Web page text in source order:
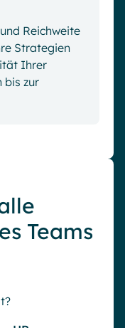
Reichweite
Strategien
Ihrer
bis zur
Teams